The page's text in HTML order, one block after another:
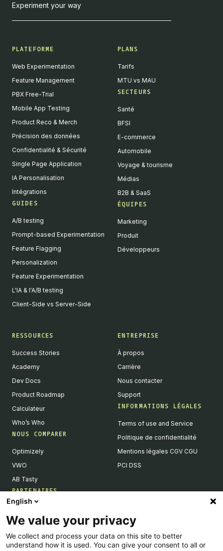
Experiment your way
PLATEFORME
Web Experimentation
Feature Management
PBX Free-Trial
Mobile App Testing
Product Reco & Merch
Précision des données
Confidentialité & Sécurité
Single Page Application
IA Personalisation
Intégrations
GUIDES
A/B testing
Prompt-based Experimentation
Feature Flagging
Personalization
Feature Experimentation
L'IA & l'A/B testing
Client-Side vs Server-Side
PLANS
Tarifs
MTU vs MAU
SECTEURS
Santé
BFSI
E-commerce
Automobile
Voyage & tourisme
Médias
B2B & SaaS
ÉQUIPES
Marketing
Produit
Développeurs
RESSOURCES
Success Stories
Academy
Dev Docs
Product Roadmap
Calculateur
Who’s Who
NOUS COMPARER
Optimizely
VWO
AB Tasty
PARTENAIRES
Devenir partenaires
Liste de nos intégrations
ENTREPRISE
À propos
Carrière
Nous contacter
Support
INFORMATIONS LÉGALES
Terms of use and Service
Politique de confidentialité
Mentions légales CGV CGU
PCI DSS
English
We value your privacy
We collect and process your data on this site to better
understand how it is used. You can give your consent to all or